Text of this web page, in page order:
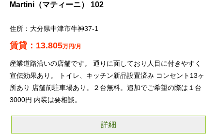
Martini（マティーニ） 102
大分県中津市牛神37-1
13.805万円/月
産業道路沿いの店舗です。 通りに面しており人目に付きやすく
宣伝効果あり。 トイレ、キッチン新品設置済み コンセント13ヶ
所あり 店舗前駐車場あり。２台無料。追加でご希望の際は１台
3000円 内装は要相談。
詳細